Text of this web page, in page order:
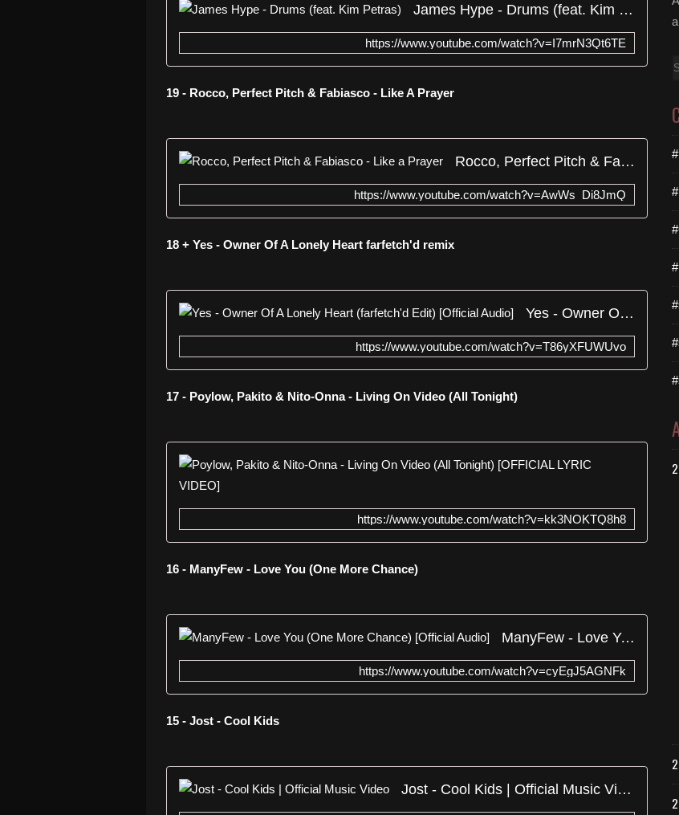
James Hype - Drums (feat. Kim Petras)
https://www.youtube.com/watch?v=I7mrN3Qt6TE
19 - Rocco, Perfect Pitch & Fabiasco - Like A Prayer
Rocco, Perfect Pitch & Fabiasco - Like a Prayer
https://www.youtube.com/watch?v=AwWs_Di8JmQ
18 + Yes - Owner Of A Lonely Heart farfetch'd remix
Yes - Owner Of A Lonely Heart (farfetch'd Edit) [Official Audio]
https://www.youtube.com/watch?v=T86yXFUWUvo
17 - Poylow, Pakito & Nito-Onna - Living On Video (All Tonight)
https://www.youtube.com/watch?v=kk3NOKTQ8h8
16 - ManyFew - Love You (One More Chance)
ManyFew - Love You (One More Chance) [Official Audio]
https://www.youtube.com/watch?v=cyEgJ5AGNFk
15 - Jost - Cool Kids
Jost - Cool Kids | Official Music Video